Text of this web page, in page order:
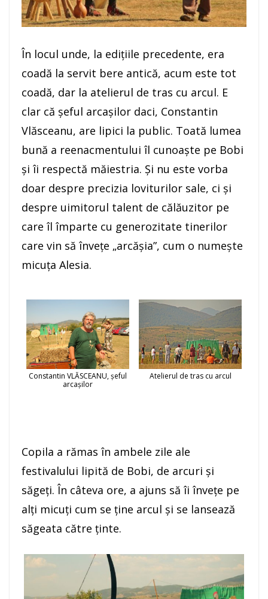
În locul unde, la ediţiile precedente, era
coadă la servit bere antică, acum este tot
coadă, dar la atelierul de tras cu arcul. E
clar că şeful arcaşilor daci, Constantin
Vlăsceanu, are lipici la public. Toată lumea
bună a reenacmentului îl cunoaşte pe Bobi
şi îi respectă măiestria. Şi nu este vorba
doar despre precizia loviturilor sale, ci şi
despre uimitorul talent de călăuzitor pe
care îl împarte cu generozitate tinerilor
care vin să înveţe „arcăşia”, cum o numeşte
micuţa Alesia.
Constantin VLĂSCEANU, șeful
arcașilor
Atelierul de tras cu arcul
Copila a rămas în ambele zile ale
festivalului lipită de Bobi, de arcuri şi
săgeţi. În câteva ore, a ajuns să îi înveţe pe
alţi micuţi cum se ţine arcul şi se lansează
săgeata către ţinte.